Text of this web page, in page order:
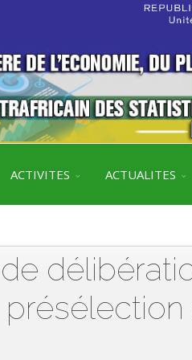
ACTIVITES ACTUALITES